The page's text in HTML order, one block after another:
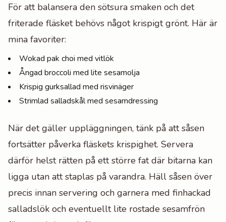
För att balansera den sötsura smaken och det
friterade fläsket behövs något krispigt grönt. Här är
mina favoriter:
Wokad pak choi med vitlök
Ångad broccoli med lite sesamolja
Krispig gurksallad med risvinäger
Strimlad salladskål med sesamdressing
När det gäller uppläggningen, tänk på att såsen
fortsätter påverka fläskets krispighet. Servera
därför helst rätten på ett större fat där bitarna kan
ligga utan att staplas på varandra. Häll såsen över
precis innan servering och garnera med finhackad
salladslök och eventuellt lite rostade sesamfrön